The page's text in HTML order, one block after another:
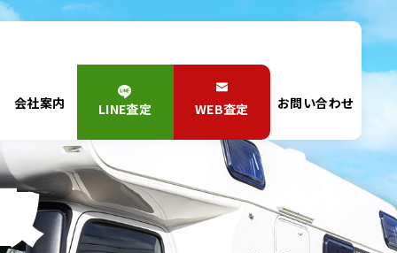
会社案内 LINE査定 WEB査定 お問い合わせ